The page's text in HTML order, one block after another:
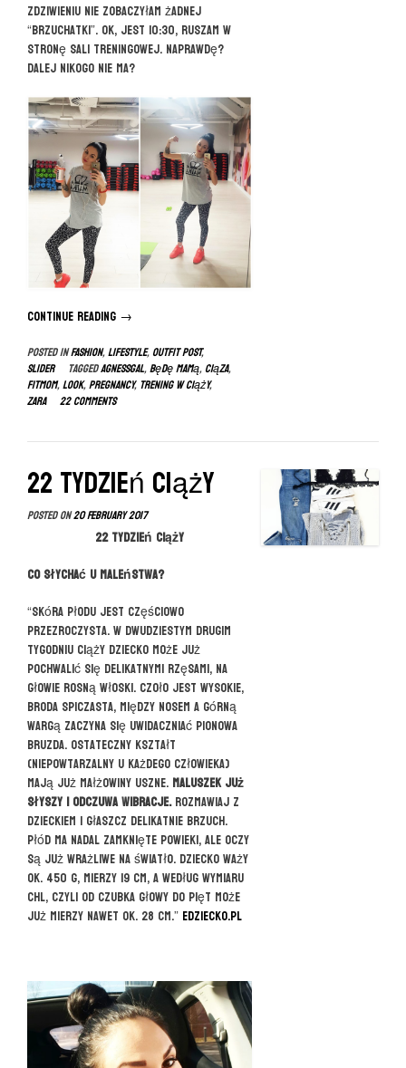
zdziwieniu nie zobaczyłam żadnej
“brzuchatki”. Ok, jest 10:30, ruszam w
stronę sali treningowej. Naprawdę?
Dalej nikogo nie ma?
Continue reading “Trening
ciąży
=
FIT
→
Posted inFASHION,LIFESTYLE,OUTFIT POST,
slider
Taggedagnessgal,będę mamą,ciąza,
fitmom,look,pregnancy,trening w ciąży,
zara
22 Comments
22 tydzień ciąży
Posted on20 February 2017
22 tydzień ciąży
Co słychać u maleństwa?
“Skóra płodu jest częściowo
przezroczysta. W dwudziestym drugim
tygodniu ciąży dziecko może już
pochwalić się delikatnymi rzęsami, na
głowie rosną włoski. Czoło jest wysokie,
broda spiczasta, między nosem a górną
wargą zaczyna się uwidaczniać pionowa
bruzda. Ostateczny kształt
(niepowtarzalny u każdego człowieka)
mają już małżowiny uszne. Maluszek już
słyszy i odczuwa wibracje.Rozmawiaj z
dzieckiem i głaszcz delikatnie brzuch.
Płód ma nadal zamknięte powieki, ale oczy
są już wrażliwe na światło. Dziecko waży
ok. 450 g, mierzy 19 cm, a według wymiaru
CHL, czyli od czubka głowy do pięt może
już mierzy nawet ok. 28 cm.” eDziecko.pl